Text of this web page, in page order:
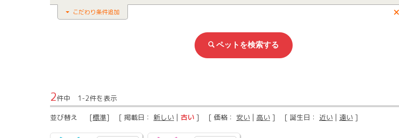
こだわり条件追加
2件中 1-2件を表示
並び替え [標準] [ 掲載日： 新しい | 古い ] [ 価格： 安い | 高い ] [ 誕生日： 近い | 遠い ]